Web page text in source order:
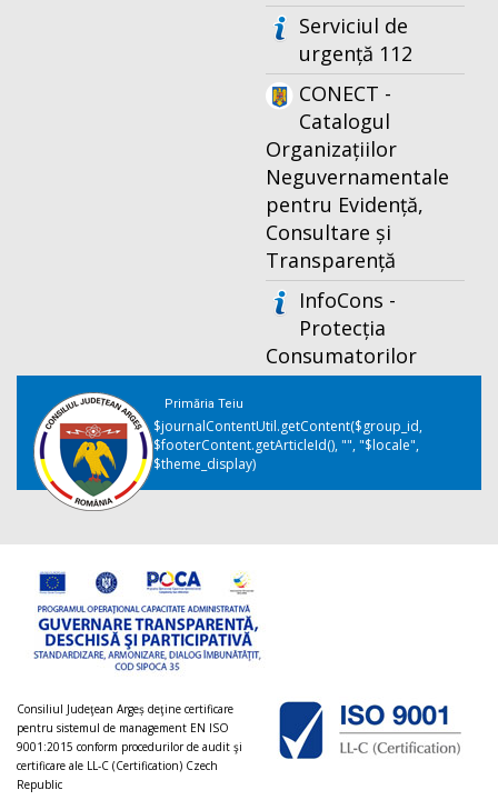
Serviciul de
urgență 112
CONECT -
Catalogul
Organizațiilor
Neguvernamentale
pentru Evidență,
Consultare și
Transparență
InfoCons -
Protecția
Consumatorilor
Primăria Teiu
$journalContentUtil.getContent($group_id,
$footerContent.getArticleId(), "", "$locale",
$theme_display)
Consiliul Judeţean Argeș deţine certificare
pentru sistemul de management EN ISO
9001:2015 conform procedurilor de audit şi
certificare ale LL-C (Certification) Czech
Republic